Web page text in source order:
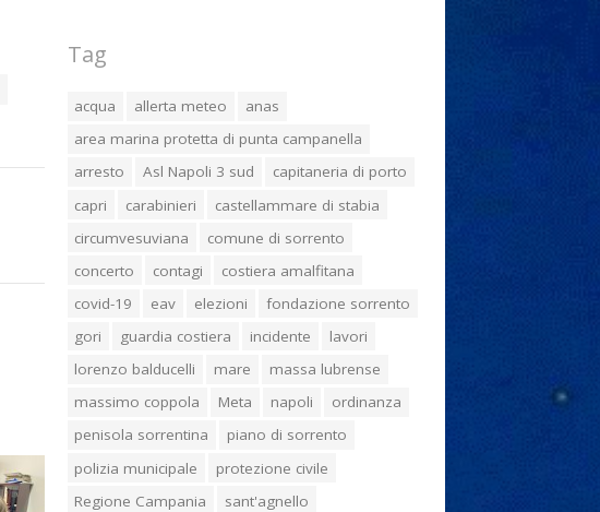
Tag
acqua allerta meteo
anas
area marina protetta di punta campanella
arresto
Asl Napoli 3 sud
capitaneria di porto
capri
carabinieri
castellammare di stabia
circumvesuviana
comune di sorrento
concerto
contagi
costiera amalfitana
covid-19
eav elezioni
fondazione sorrento
gori
guardia costiera incidente
lavori
lorenzo balducelli
mare
massa lubrense
massimo coppola
Meta napoli
ordinanza
penisola sorrentina
piano di sorrento
polizia municipale
protezione civile
Regione Campania
sant'agnello